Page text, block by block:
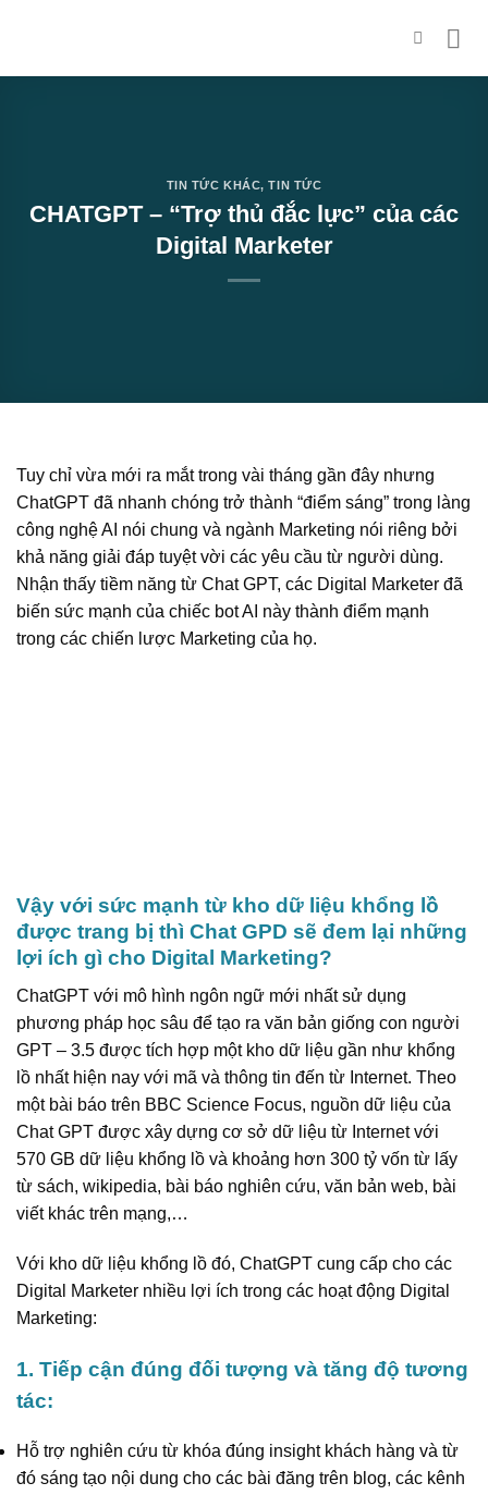
TIN TỨC KHÁC,TIN TỨC
CHATGPT – “Trợ thủ đắc lực” của các
Digital Marketer
Tuy chỉ vừa mới ra mắt trong vài tháng gần đây nhưng
ChatGPT đã nhanh chóng trở thành “điểm sáng” trong làng
công nghệ AI nói chung và ngành Marketing nói riêng bởi
khả năng giải đáp tuyệt vời các yêu cầu từ người dùng.
Nhận thấy tiềm năng từ Chat GPT, các Digital Marketer đã
biến sức mạnh của chiếc bot AI này thành điểm mạnh
trong các chiến lược Marketing của họ.
Vậy với sức mạnh từ kho dữ liệu khổng lồ
được trang bị thì Chat GPD sẽ đem lại những
lợi ích gì cho Digital Marketing?
ChatGPT với mô hình ngôn ngữ mới nhất sử dụng
phương pháp học sâu để tạo ra văn bản giống con người
GPT – 3.5 được tích hợp một kho dữ liệu gần như khổng
lồ nhất hiện nay với mã và thông tin đến từ Internet. Theo
một bài báo trên BBC Science Focus, nguồn dữ liệu của
Chat GPT được xây dựng cơ sở dữ liệu từ Internet với
570 GB dữ liệu khổng lồ và khoảng hơn 300 tỷ vốn từ lấy
từ sách, wikipedia, bài báo nghiên cứu, văn bản web, bài
viết khác trên mạng,…
Với kho dữ liệu khổng lồ đó, ChatGPT cung cấp cho các
Digital Marketer nhiều lợi ích trong các hoạt động Digital
Marketing:
1. Tiếp cận đúng đối tượng và tăng độ tương
tác:
Hỗ trợ nghiên cứu từ khóa đúng insight khách hàng và từ
đó sáng tạo nội dung cho các bài đăng trên blog, các kênh